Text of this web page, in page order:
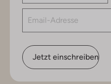
Jetzt einschreiben